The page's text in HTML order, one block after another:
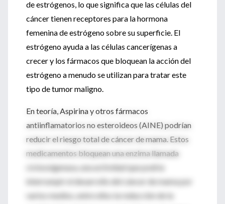
de estrógenos, lo que significa que las células del
cáncer tienen receptores para la hormona
femenina de estrógeno sobre su superficie. El
estrógeno ayuda a las células cancerígenas a
crecer y los fármacos que bloquean la acción del
estrógeno a menudo se utilizan para tratar este
tipo de tumor maligno.
En teoría, Aspirina y otros fármacos
antiinflamatorios no esteroideos (AINE) podrían
reducir el riesgo total de cáncer de mama. Estos
medicamentos bloquean una enzima llamada
ciclooxigenasa, una actividad que podría
interrumpir el desarrollo del cáncer de mama por
varios medios, entre ellos la reducción de la